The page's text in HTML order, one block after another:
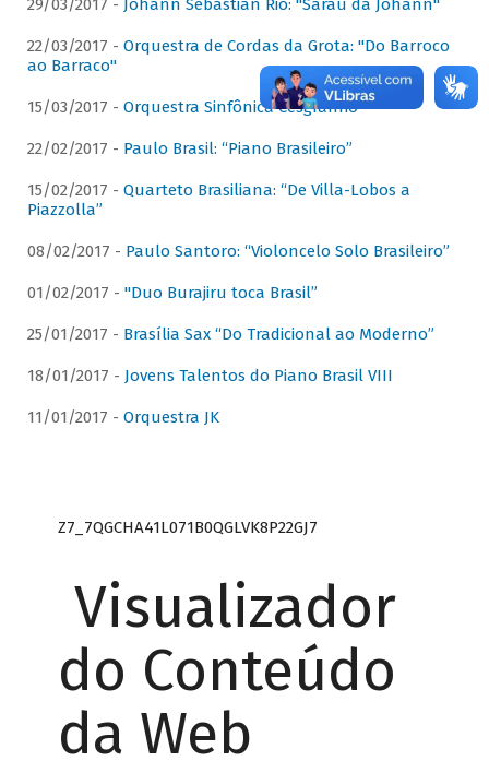
29/03/2017 - Johann Sebastian Rio: "Sarau da Johann"
22/03/2017 - Orquestra de Cordas da Grota: "Do Barroco
ao Barraco"
15/03/2017 - Orquestra Sinfônica Cesgranrio
22/02/2017 - Paulo Brasil: “Piano Brasileiro”
15/02/2017 - Quarteto Brasiliana: “De Villa-Lobos a
Piazzolla”
08/02/2017 - Paulo Santoro: “Violoncelo Solo Brasileiro”
01/02/2017 - "Duo Burajiru toca Brasil”
25/01/2017 - Brasília Sax “Do Tradicional ao Moderno”
18/01/2017 - Jovens Talentos do Piano Brasil VIII
11/01/2017 - Orquestra JK
Z7_7QGCHA41L071B0QGLVK8P22GJ7
Visualizador
do Conteúdo
da Web